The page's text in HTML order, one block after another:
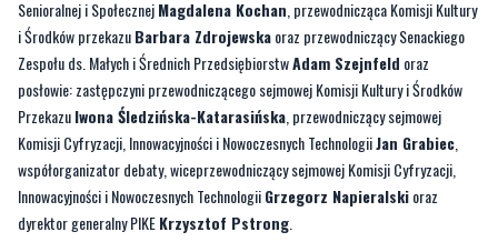
posłowie: zastępczyni przewodniczącego sejmowej Komisji Kultury i Środków
PrzekazuIwona Śledzińska-Katarasińska, przewodniczący sejmowej
Komisji Cyfryzacji, Innowacyjności i Nowoczesnych TechnologiiJan Grabiec
współorganizator debaty, wiceprzewodniczący sejmowej Komisji Cyfryzacji,
Innowacyjności i Nowoczesnych TechnologiiGrzegorz Napieralskioraz
dyrektor generalny PIKEKrzysztof Pstrong.